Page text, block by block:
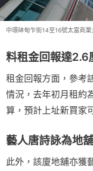
中環砵甸乍街14至16號太富商業
料租金回報達2.6
租金回報方面，參考
情況，去年初月租約
算，預計上址新買家
藝人唐詩詠為地
此外，該廈地舖亦獲